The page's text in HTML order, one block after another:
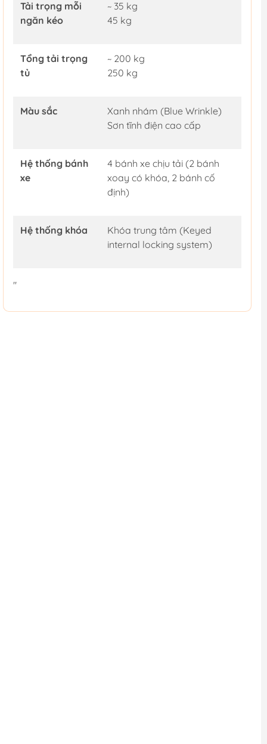
Tải trọng mỗi
ngăn kéo
~ 35 kg
45 kg
Tổng tải trọng
tủ
~ 200 kg
250 kg
Màu sắc
Xanh nhám (Blue Wrinkle)
Sơn tĩnh điện cao cấp
Hệ thống bánh
xe
4 bánh xe chịu tải (2 bánh
xoay có khóa, 2 bánh cố
định)
Hệ thống khóa
Khóa trung tâm (Keyed
internal locking system)
"